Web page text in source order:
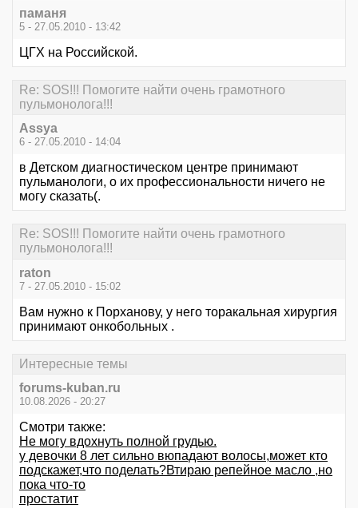
паманя
5 - 27.05.2010 - 13:42
ЦГХ на Российской.
Re: SOS!!! Помогите найти очень грамотного
пульмонолога!!!
Assya
6 - 27.05.2010 - 14:04
в Детском диагностическом центре принимают
пульманологи, о их профессиональности ничего не
могу сказать(.
Re: SOS!!! Помогите найти очень грамотного
пульмонолога!!!
raton
7 - 27.05.2010 - 15:02
Вам нужно к Порханову, у него торакальная хирургия
принимают онкобольных .
Интересные темы
forums-kuban.ru
10.08.2026 - 20:27
Смотри также:
Не могу вдохнуть полной грудью.
у девочки 8 лет сильно вюпадают волосы,может кто
подскажет,что поделать?Втираю репейное масло ,но
пока что-то
простатит